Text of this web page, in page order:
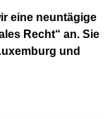
eine neuntägige
Recht“ an. Sie
und